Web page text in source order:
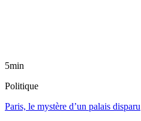
5min
Politique
Paris, le mystère d’un palais disparu